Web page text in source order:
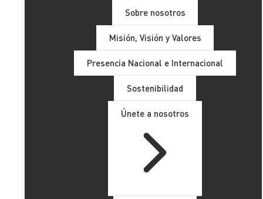
Sobre nosotros
Misión, Visión y Valores
Presencia Nacional e Internacional
Sostenibilidad
Únete a nosotros
Medidas fiscales en la Ley de
fomento de empresas
emergentes “Startups”